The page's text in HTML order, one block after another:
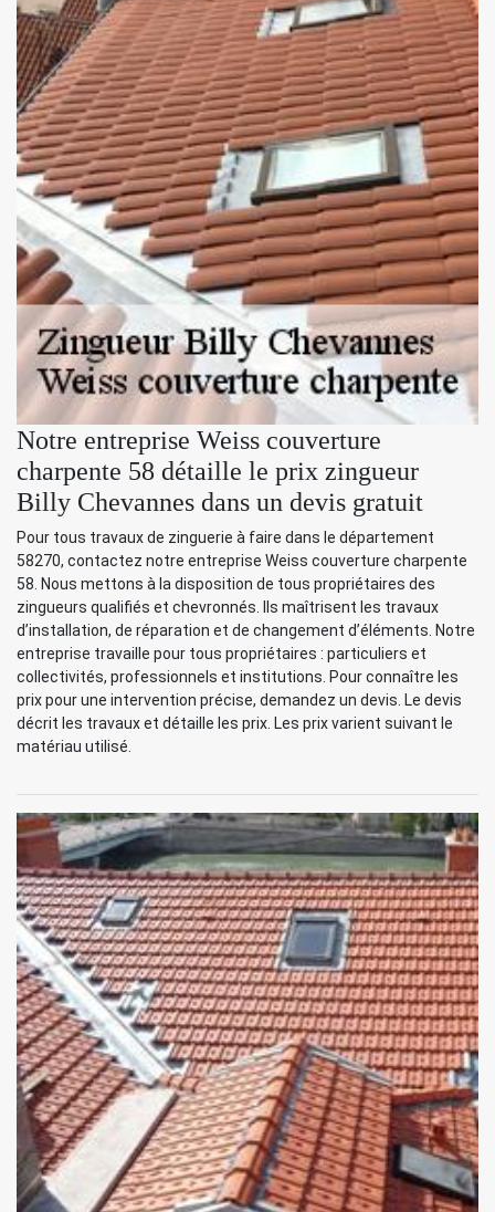
Notre entreprise Weiss couverture
charpente 58 détaille le prix zingueur
Billy Chevannes dans un devis gratuit
Pour tous travaux de zinguerie à faire dans le département
58270, contactez notre entreprise Weiss couverture charpente
58. Nous mettons à la disposition de tous propriétaires des
zingueurs qualifiés et chevronnés. Ils maîtrisent les travaux
d’installation, de réparation et de changement d’éléments. Notre
entreprise travaille pour tous propriétaires : particuliers et
collectivités, professionnels et institutions. Pour connaître les
prix pour une intervention précise, demandez un devis. Le devis
décrit les travaux et détaille les prix. Les prix varient suivant le
matériau utilisé.